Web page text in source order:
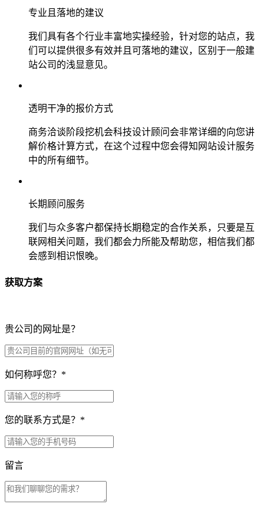
专业且落地的建议
我们具有各个行业丰富地实操经验，针对您的站点，我
们可以提供很多有效并且可落地的建议，区别于一般建
站公司的浅显意见。
透明干净的报价方式
商务洽谈阶段挖机会科技设计顾问会非常详细的向您讲
解价格计算方式，在这个过程中您会得知网站设计服务
中的所有细节。
长期顾问服务
我们与众多客户都保持长期稳定的合作关系，只要是互
联网相关问题，我们都会力所能及帮助您，相信我们都
会感到相识恨晚。
获取方案
贵公司的网址是？
如何称呼您？ *
您的联系方式是？ *
留言